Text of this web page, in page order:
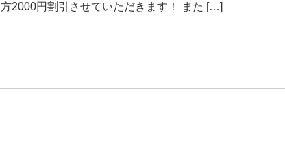
方2000円割引させていただきます！ また […]